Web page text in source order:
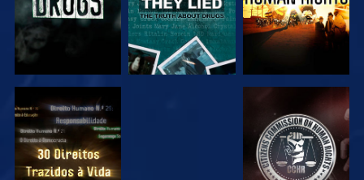
VER VER